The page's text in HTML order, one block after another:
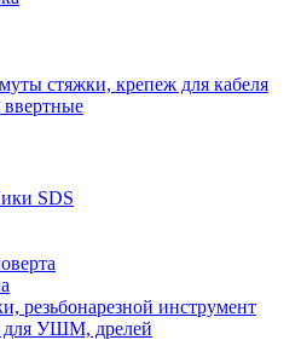
стяжки, крепеж для кабеля
SDS
резьбонарезной инструмент
УШМ, дрелей